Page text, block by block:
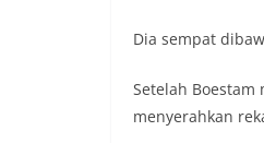
Dia sempat
Setelah
menyerahkan